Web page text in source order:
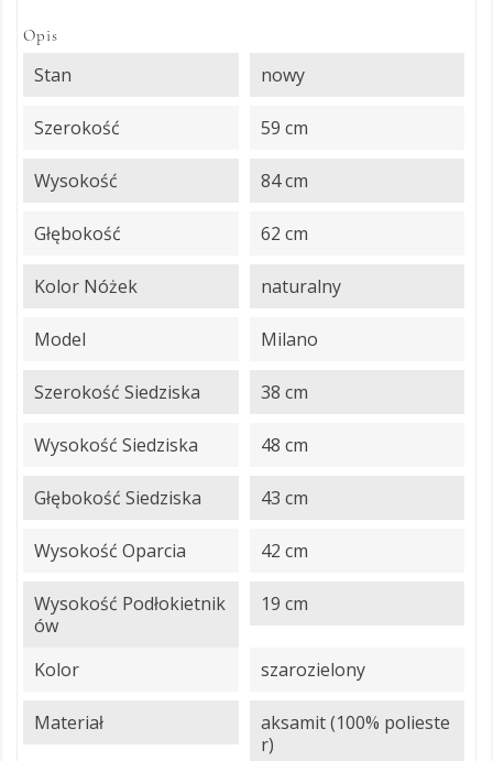
Opis
Stan nowy
Szerokość 59 cm
Wysokość 84 cm
Głębokość 62 cm
Kolor Nóżek naturalny
Model Milano
Szerokość Siedziska 38 cm
Wysokość Siedziska 48 cm
Głębokość Siedziska 43 cm
Wysokość Oparcia 42 cm
Wysokość Podłokietnik
Ów
19 cm
Kolor szarozielony
Materiał
aksamit (100% polieste
r)